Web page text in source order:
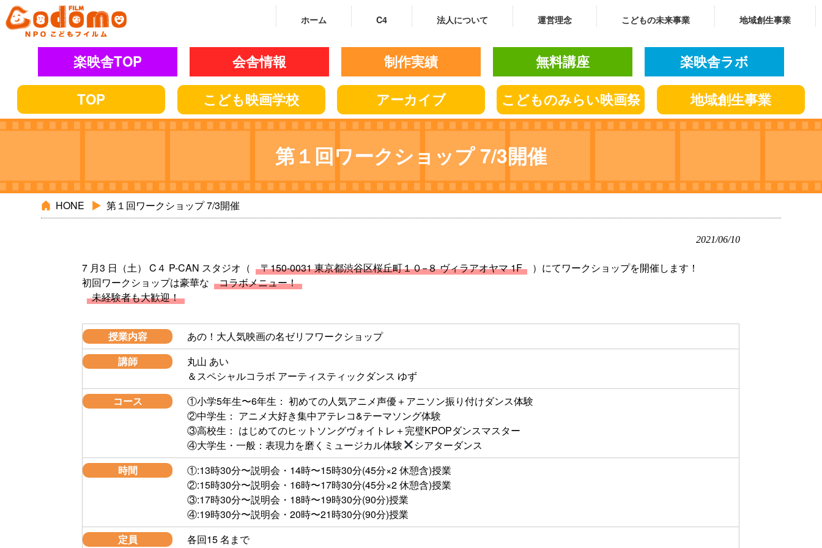
ホーム C4 法人について 運営理念 こどもの未来事業 地域創生事業
楽映舎TOP 会舎情報 制作実績 無料講座
楽映舎ラボ
TOP
こども映画学校 アーカイブ こどものみらい映画祭 地域創生事業
第１回ワークショップ 7/3開催
HONE 第１回ワークショップ 7/3開催
2021/06/10
7 月3 日（土） C４ P-CAN スタジオ（ 〒150-0031 東京都渋谷区桜丘町１０−８ ヴィラアオヤマ 1F
）にてワークショップを開催します！
初回ワークショップは豪華な
コラボメニュー！
未経験者も大歓迎！
授業内容
あの！大人気映画の名ゼリフワークショップ
講師
丸山 あい
＆スペシャルコラボ アーティスティックダンス ゆず
コース
①小学5年生〜6年生： 初めての人気アニメ声優＋アニソン振り付けダンス体験
②中学生： アニメ大好き集中アテレコ&テーマソング体験
③高校生： はじめてのヒットソングヴォイトレ＋完璧KPOPダンスマスター
④大学生・一般：表現力を磨くミュージカル体験
シアターダンス
時間
①:13時30分〜説明会・14時〜15時30分(45分×2 休憩含)授業
②:15時30分〜説明会・16時〜17時30分(45分×2 休憩含)授業
③:17時30分〜説明会・18時〜19時30分(90分)授業
④:19時30分〜説明会・20時〜21時30分(90分)授業
定員
各回15 名まで